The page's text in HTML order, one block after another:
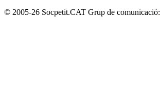
© 2005-26 Socpetit.CAT Grup de comunicació: